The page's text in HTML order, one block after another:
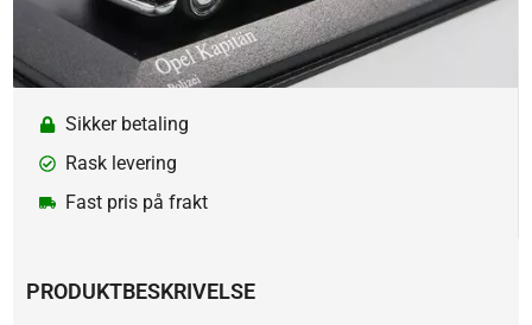
Sikker betaling
Rask levering
Fast pris på frakt
PRODUKTBESKRIVELSE